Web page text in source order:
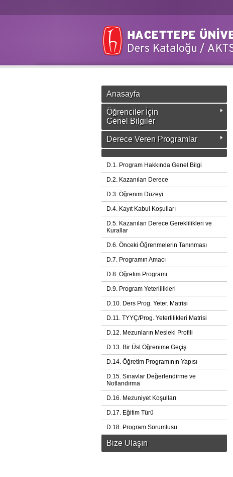
Anasayfa
Öğrenciler İçin
Genel Bilgiler
Derece Veren Programlar
D.1. Program Hakkında Genel Bilgi
D.2. Kazanılan Derece
D.3. Öğrenim Düzeyi
D.4. Kayıt Kabul Koşulları
D.5. Kazanılan Derece Gereklilikleri ve
Kurallar
D.6. Önceki Öğrenmelerin Tanınması
D.7. Programın Amacı
D.8. Öğretim Programı
D.9. Program Yeterlilikleri
D.10. Ders Prog. Yeter. Matrisi
D.11. TYYÇ/Prog. Yeterlilikleri Matrisi
D.12. Mezunların Mesleki Profili
D.13. Bir Üst Öğrenime Geçiş
D.14. Öğretim Programının Yapısı
D.15. Sınavlar Değerlendirme ve
Notlandırma
D.16. Mezuniyet Koşulları
D.17. Eğitim Türü
D.18. Program Sorumlusu
Bize Ulaşın